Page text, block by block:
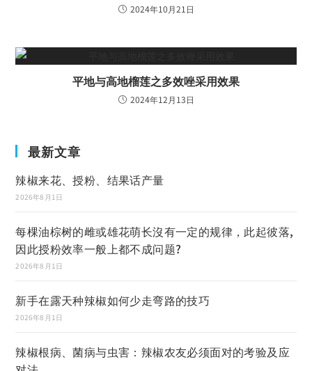
2024年10月21日
平地与高地榴莲之多效唑采用效果
2024年12月13日
最新文章
辣椒来花、授粉、结果话产量
2026年8月1日
每棵油棕树的雌或雄花萌长沒有一定的规律，此起彼落,
因此授粉效率一般上都不成问题?
2026年8月1日
新手在露天种辣椒如何少走弯路的技巧
2026年8月1日
辣椒根病、菌病与虫害：辣椒农友必须面对的考验及应